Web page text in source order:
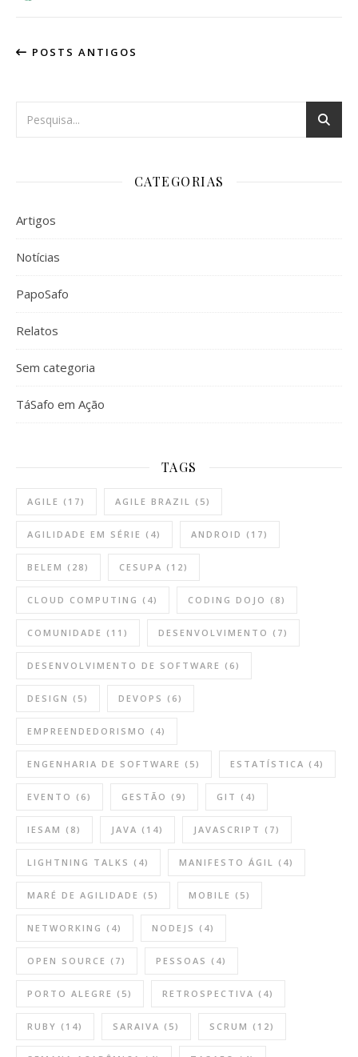
POSTS ANTIGOS
CATEGORIAS
Artigos
Notícias
PapoSafo
Relatos
Sem categoria
TáSafo em Ação
TAGS
AGILE (17) AGILE BRAZIL (5)
AGILIDADE EM SÉRIE (4) ANDROID (17)
BELEM (28) CESUPA (12)
CLOUD COMPUTING (4) CODING DOJO (8)
COMUNIDADE (11) DESENVOLVIMENTO (7)
DESENVOLVIMENTO DE SOFTWARE (6)
DESIGN (5) DEVOPS (6)
EMPREENDEDORISMO (4)
ENGENHARIA DE SOFTWARE (5) ESTATÍSTICA (4)
EVENTO (6) GESTÃO (9) GIT (4)
IESAM (8) JAVA (14) JAVASCRIPT (7)
LIGHTNING TALKS (4) MANIFESTO ÁGIL (4)
MARÉ DE AGILIDADE (5) MOBILE (5)
NETWORKING (4) NODEJS (4)
OPEN SOURCE (7) PESSOAS (4)
PORTO ALEGRE (5) RETROSPECTIVA (4)
RUBY (14) SARAIVA (5) SCRUM (12)